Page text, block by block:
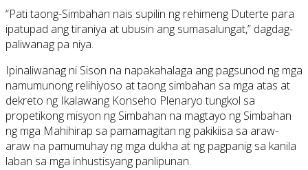
“Pati taong-Simbahan nais supilin ng rehimeng Duterte para
ipatupad ang tiraniya at ubusin ang sumasalungat,” dagdag-
paliwanag pa niya.
Ipinaliwanag ni Sison na napakahalaga ang pagsunod ng mga
namumunong relihiyoso at taong simbahan sa mga atas at
dekreto ng Ikalawang Konseho Plenaryo tungkol sa
propetikong misyon ng Simbahan na magtayo ng Simbahan
ng mga Mahihirap sa pamamagitan ng pakikiisa sa araw-
araw na pamumuhay ng mga dukha at ng pagpanig sa kanila
laban sa mga inhustisyang panlipunan.